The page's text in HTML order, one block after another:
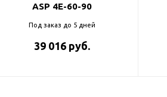
ASP 4E-60-90
Под заказ до 5 дней
39 016 руб.